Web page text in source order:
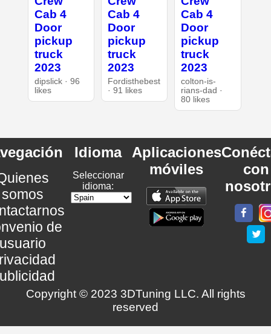
Cab 4
Door
pickup
truck
2023
dipslick · 96
likes
Cab 4
Door
pickup
truck
2023
Fordisthebest
· 91 likes
Cab 4
Door
pickup
truck
2023
colton-is-
rians-dad ·
80 likes
somos
de
Idioma
Seleccionar
idioma:
Aplicaciones
móviles
con
Copyright © 2023 3DTuning LLC. All rights
reserved